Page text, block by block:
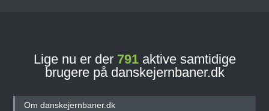
Lige nu er der 791aktive samtidige
brugere på danskejernbaner.dk
Om danskejernbaner.dk